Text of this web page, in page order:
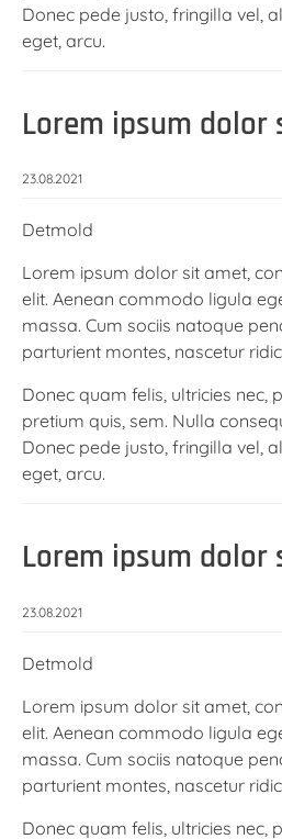
Donec pede justo, fringilla vel,
eget, arcu.
Lorem ipsum dolor
23.08.2021
Detmold
Lorem ipsum dolor sit amet,
elit. Aenean commodo ligula
massa. Cum sociis natoque
parturient montes, nascetur
Donec quam felis, ultricies nec,
pretium quis, sem. Nulla
Donec pede justo, fringilla vel,
eget, arcu.
Lorem ipsum dolor
23.08.2021
Detmold
Lorem ipsum dolor sit amet,
elit. Aenean commodo ligula
massa. Cum sociis natoque
parturient montes, nascetur
Donec quam felis, ultricies nec,